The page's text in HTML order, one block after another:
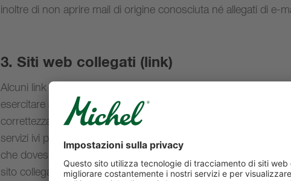
inoltre di non aprire mail di origine conosciuta né allegati di e-
3. Siti web collegati (link)
Alcuni link sui siti web di Michel conducono a siti web di terzi,
esercitare alcun tipo di influenza. Per questa ragione Rivella
correttezza, la completezza e la legittimità dei contenuti di tali
servizi ivi proposti. La responsabilità per contenuti illegali,
che dovessero derivare dall´utilizzo o dal mancato utilizzo dei
sito collegato e non a Rivella, che dal proprio sito offre